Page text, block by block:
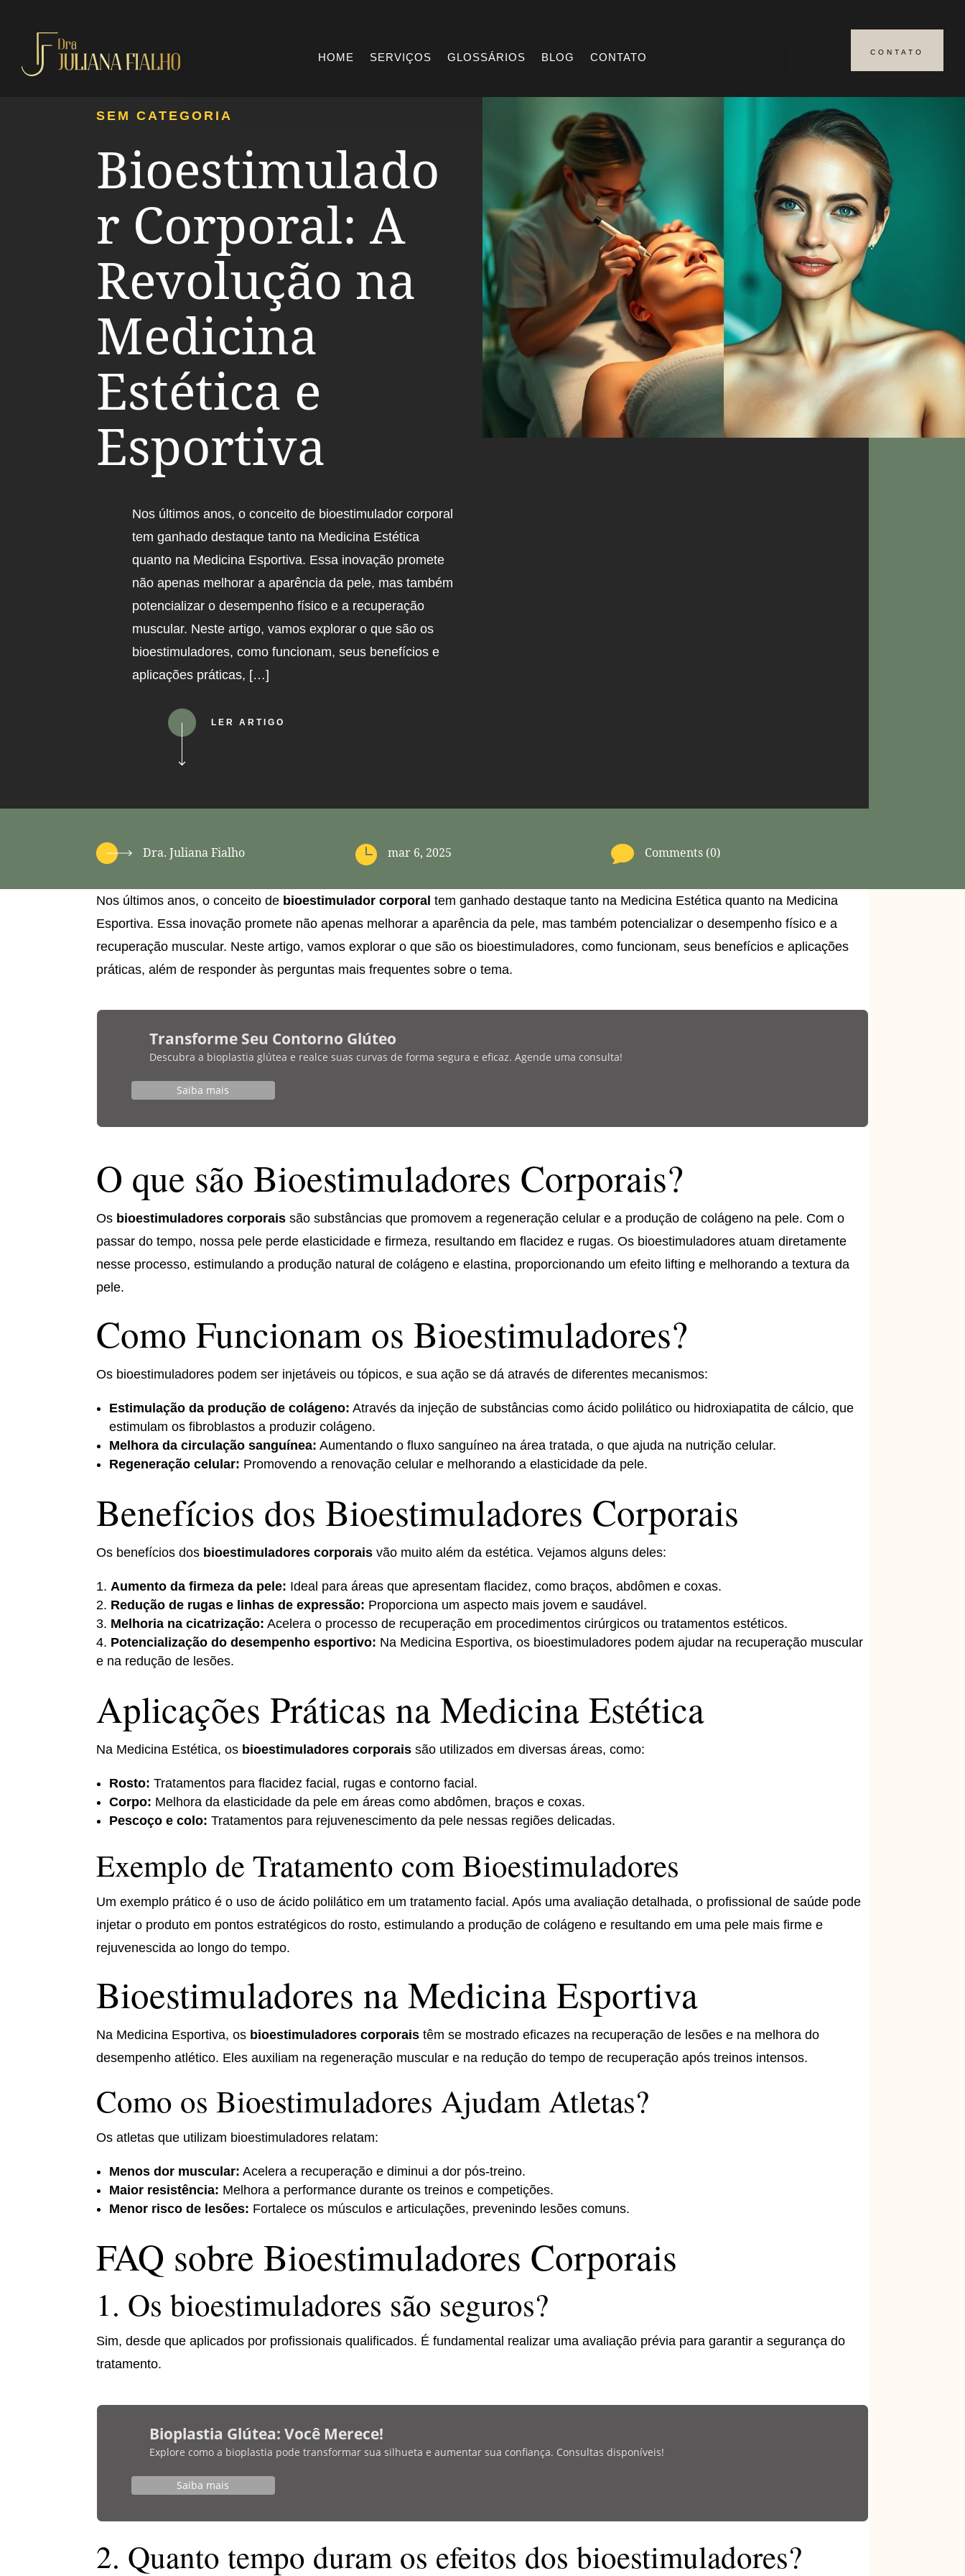
HOME SERVIÇOS GLOSSÁRIOS BLOG CONTATO CONTATO
SEM CATEGORIA
Bioestimulado
r Corporal: A
Revolução na
Medicina
Estética e
Esportiva
Nos últimos anos, o conceito de bioestimulador corporal
tem ganhado destaque tanto na Medicina Estética
quanto na Medicina Esportiva. Essa inovação promete
não apenas melhorar a aparência da pele, mas também
potencializar o desempenho físico e a recuperação
muscular. Neste artigo, vamos explorar o que são os
bioestimuladores, como funcionam, seus benefícios e
aplicações práticas, […]
LER ARTIGO
Dra. Juliana Fialho  mar 6, 2025  Comments (0)
Nos últimos anos, o conceito de bioestimulador corporal tem ganhado destaque tanto na Medicina Estética quanto na Medicina
Esportiva. Essa inovação promete não apenas melhorar a aparência da pele, mas também potencializar o desempenho físico e a
recuperação muscular. Neste artigo, vamos explorar o que são os bioestimuladores, como funcionam, seus benefícios e aplicações
práticas, além de responder às perguntas mais frequentes sobre o tema.
Transforme Seu Contorno Glúteo
Descubra a bioplastia glútea e realce suas curvas de forma segura e eficaz. Agende uma consulta!
Saiba mais
O que são Bioestimuladores Corporais?
Os bioestimuladores corporais são substâncias que promovem a regeneração celular e a produção de colágeno na pele. Com o
passar do tempo, nossa pele perde elasticidade e firmeza, resultando em flacidez e rugas. Os bioestimuladores atuam diretamente
nesse processo, estimulando a produção natural de colágeno e elastina, proporcionando um efeito lifting e melhorando a textura da
pele.
Como Funcionam os Bioestimuladores?
Os bioestimuladores podem ser injetáveis ou tópicos, e sua ação se dá através de diferentes mecanismos:
Estimulação da produção de colágeno: Através da injeção de substâncias como ácido polilático ou hidroxiapatita de cálcio, que
estimulam os fibroblastos a produzir colágeno.
Melhora da circulação sanguínea: Aumentando o fluxo sanguíneo na área tratada, o que ajuda na nutrição celular.
Regeneração celular: Promovendo a renovação celular e melhorando a elasticidade da pele.
Benefícios dos Bioestimuladores Corporais
Os benefícios dos bioestimuladores corporais vão muito além da estética. Vejamos alguns deles:
Aumento da firmeza da pele: Ideal para áreas que apresentam flacidez, como braços, abdômen e coxas.
Redução de rugas e linhas de expressão: Proporciona um aspecto mais jovem e saudável.
Melhoria na cicatrização: Acelera o processo de recuperação em procedimentos cirúrgicos ou tratamentos estéticos.
Potencialização do desempenho esportivo: Na Medicina Esportiva, os bioestimuladores podem ajudar na recuperação muscular
e na redução de lesões.
Aplicações Práticas na Medicina Estética
Na Medicina Estética, os bioestimuladores corporais são utilizados em diversas áreas, como:
Rosto: Tratamentos para flacidez facial, rugas e contorno facial.
Corpo: Melhora da elasticidade da pele em áreas como abdômen, braços e coxas.
Pescoço e colo: Tratamentos para rejuvenescimento da pele nessas regiões delicadas.
Exemplo de Tratamento com Bioestimuladores
Um exemplo prático é o uso de ácido polilático em um tratamento facial. Após uma avaliação detalhada, o profissional de saúde pode
injetar o produto em pontos estratégicos do rosto, estimulando a produção de colágeno e resultando em uma pele mais firme e
rejuvenescida ao longo do tempo.
Bioestimuladores na Medicina Esportiva
Na Medicina Esportiva, os bioestimuladores corporais têm se mostrado eficazes na recuperação de lesões e na melhora do
desempenho atlético. Eles auxiliam na regeneração muscular e na redução do tempo de recuperação após treinos intensos.
Como os Bioestimuladores Ajudam Atletas?
Os atletas que utilizam bioestimuladores relatam:
Menos dor muscular: Acelera a recuperação e diminui a dor pós-treino.
Maior resistência: Melhora a performance durante os treinos e competições.
Menor risco de lesões: Fortalece os músculos e articulações, prevenindo lesões comuns.
FAQ sobre Bioestimuladores Corporais
1. Os bioestimuladores são seguros?
Sim, desde que aplicados por profissionais qualificados. É fundamental realizar uma avaliação prévia para garantir a segurança do
tratamento.
Bioplastia Glútea: Você Merece!
Explore como a bioplastia pode transformar sua silhueta e aumentar sua confiança. Consultas disponíveis!
Saiba mais
2. Quanto tempo duram os efeitos dos bioestimuladores?